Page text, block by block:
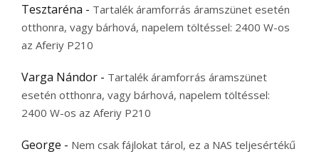
Tesztaréna - Tartalék áramforrás áramszünet esetén
otthonra, vagy bárhová, napelem töltéssel: 2400 W-os
az Aferiy P210
Varga Nándor - Tartalék áramforrás áramszünet
esetén otthonra, vagy bárhová, napelem töltéssel:
2400 W-os az Aferiy P210
George - Nem csak fájlokat tárol, ez a NAS teljesértékű